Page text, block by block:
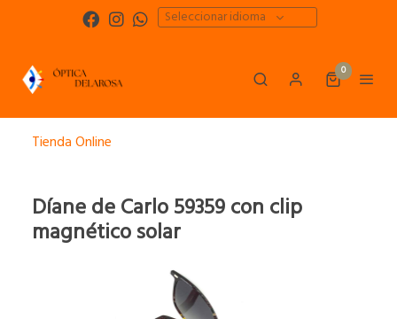
Seleccionar idioma
0
Tienda Online
Díane de Carlo 59359 con clip
magnético solar